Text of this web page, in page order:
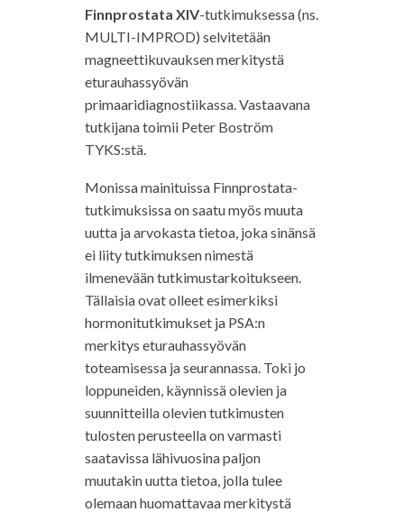
Finnprostata XIV-tutkimuksessa (ns.
MULTI-IMPROD) selvitetään
magneettikuvauksen merkitystä
eturauhassyövän
primaaridiagnostiikassa. Vastaavana
tutkijana toimii Peter Boström
TYKS:stä.
Monissa mainituissa Finnprostata-
tutkimuksissa on saatu myös muuta
uutta ja arvokasta tietoa, joka sinänsä
ei liity tutkimuksen nimestä
ilmenevään tutkimustarkoitukseen.
Tällaisia ovat olleet esimerkiksi
hormonitutkimukset ja PSA:n
merkitys eturauhassyövän
toteamisessa ja seurannassa. Toki jo
loppuneiden, käynnissä olevien ja
suunnitteilla olevien tutkimusten
tulosten perusteella on varmasti
saatavissa lähivuosina paljon
muutakin uutta tietoa, jolla tulee
olemaan huomattavaa merkitystä